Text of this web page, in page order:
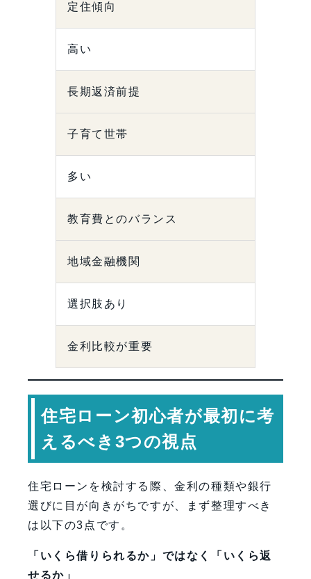
定住傾向
高い
長期返済前提
子育て世帯
多い
教育費とのバランス
地域金融機関
選択肢あり
金利比較が重要
住宅ローン初心者が最初に考
えるべき3つの視点
住宅ローンを検討する際、金利の種類や銀行
選びに目が向きがちですが、まず整理すべき
は以下の3点です。
「いくら借りられるか」ではなく「いくら返
せるか」